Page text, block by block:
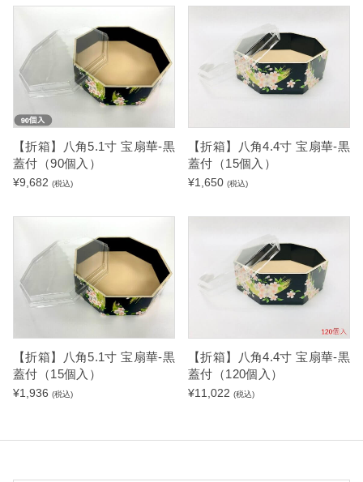
【折箱】八角5.1寸 宝扇華-黒
蓋付（90個入）
¥9,682 (税込)
【折箱】八角4.4寸 宝扇華-黒
蓋付（15個入）
¥1,650 (税込)
【折箱】八角5.1寸 宝扇華-黒
蓋付（15個入）
¥1,936 (税込)
【折箱】八角4.4寸 宝扇華-黒
蓋付（120個入）
¥11,022 (税込)